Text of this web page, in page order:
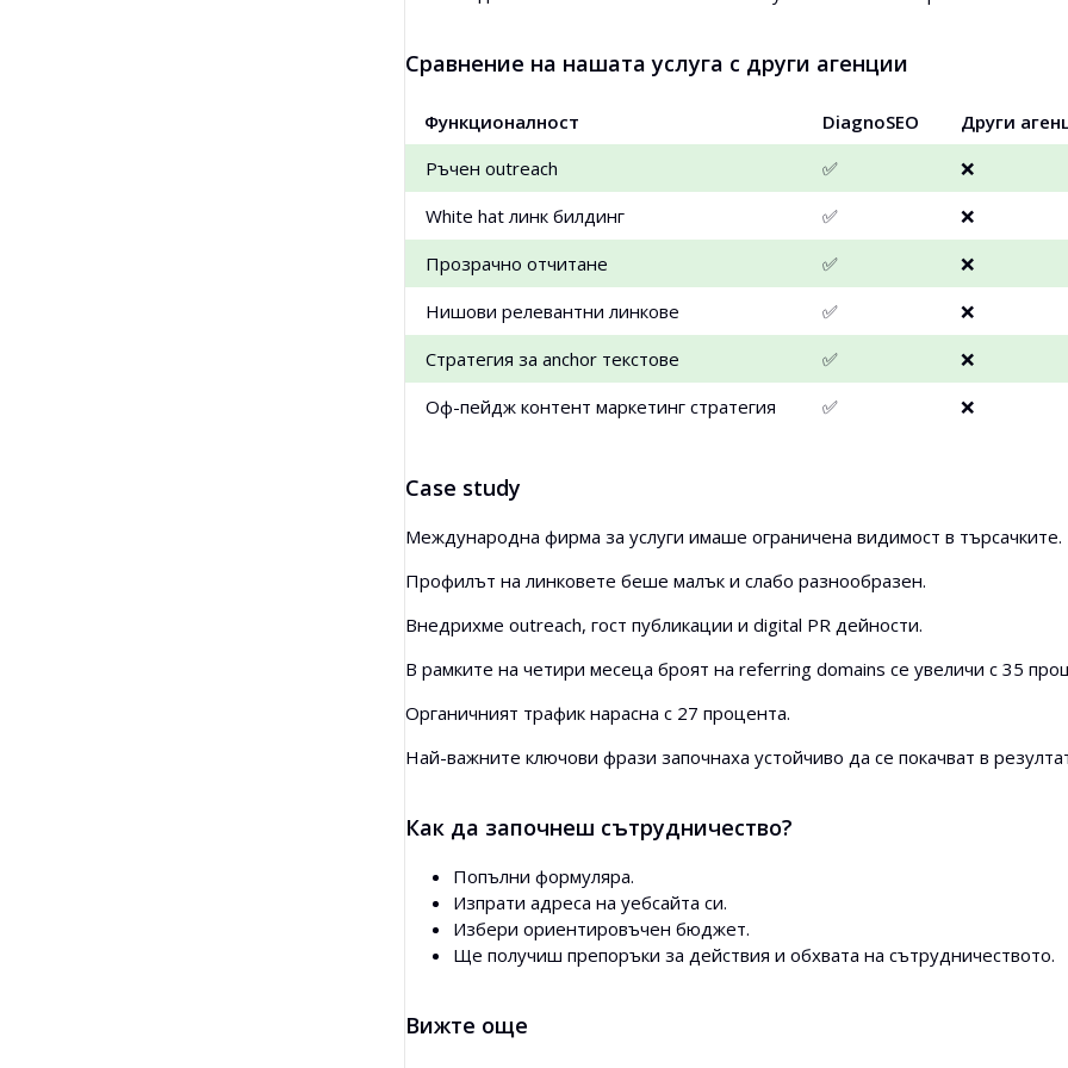
Сравнение на нашата услуга с други агенции
Функционалност DiagnoSEO
Други
Ръчен outreach
✅
❌
White hat линк билдинг
✅
❌
Прозрачно отчитане
✅
❌
Нишови релевантни линкове
✅
❌
Стратегия за anchor текстове
✅
❌
Оф-пейдж контент маркетинг стратегия
✅ ❌
Case study
Международна фирма за услуги имаше ограничена видимост в търсачките.
Профилът на линковете беше малък и слабо разнообразен.
Внедрихме outreach, гост публикации и digital PR дейности.
В рамките на четири месеца броят на referring domains се увеличи с 35
Органичният трафик нарасна с 27 процента.
Най-важните ключови фрази започнаха устойчиво да се покачват в
Как да започнеш сътрудничество?
Попълни формуляра.
Изпрати адреса на уебсайта си.
Избери ориентировъчен бюджет.
Ще получиш препоръки за действия и обхвата на сътрудничеството.
Вижте още